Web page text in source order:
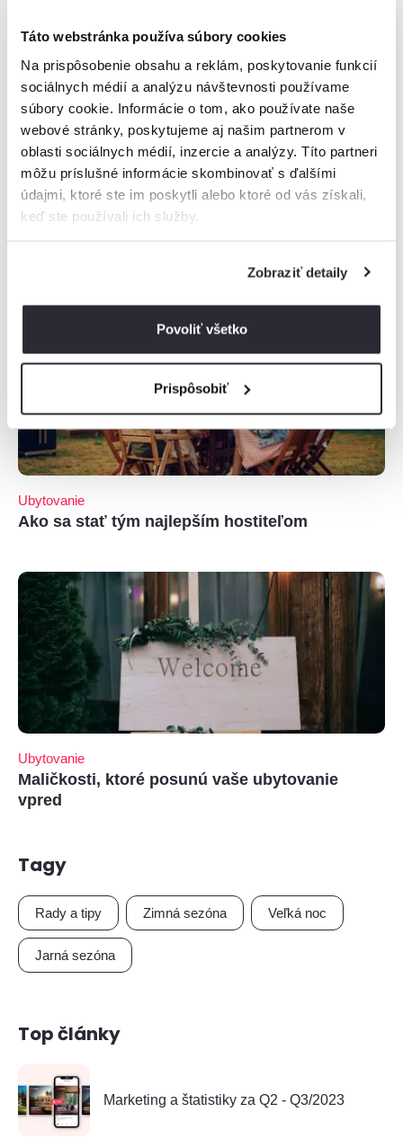
Táto webstránka používa súbory cookies
Na prispôsobenie obsahu a reklám, poskytovanie funkcií
sociálnych médií a analýzu návštevnosti používame
súbory cookie. Informácie o tom, ako používate naše
webové stránky, poskytujeme aj našim partnerom v
oblasti sociálnych médií, inzercie a analýzy. Títo partneri
môžu príslušné informácie skombinovať s ďalšími
údajmi, ktoré ste im poskytli alebo ktoré od vás získali,
keď ste používali ich služby.
Zobraziť detaily
Povoliť všetko
Prispôsobiť
Ďalšie články
Marketing a štatistiky za Q2 - Q3/2023
Ubytovanie
Ako sa stať tým najlepším hostiteľom
Ubytovanie
Maličkosti, ktoré posunú vaše ubytovanie
vpred
Tagy
Rady a tipy Zimná sezóna Veľká noc
Jarná sezóna
Top články
Marketing a štatistiky za Q2 - Q3/2023